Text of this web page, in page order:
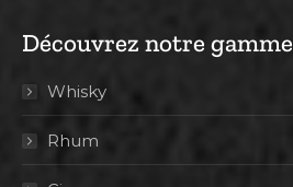
Découvrez notre gamme
Whisky
Rhum